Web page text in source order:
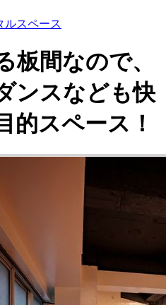
ルスペース
板間なので、
ンスなども快
的スペース！